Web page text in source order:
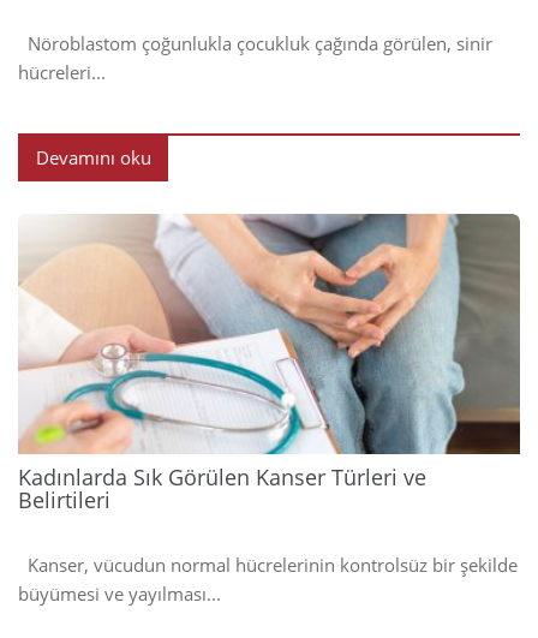
Nöroblastom çoğunlukla çocukluk çağında görülen, sinir
hücreleri...
Devamını oku
Kadınlarda Sık Görülen Kanser Türleri ve
Belirtileri
Kanser, vücudun normal hücrelerinin kontrolsüz bir şekilde
büyümesi ve yayılması...